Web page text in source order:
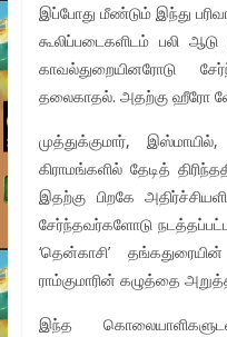
இப்போது மீண்டும் இந்து
கூலிப்படைகளிடம் பலி
காவல்துறையினரோடு
தலைகாதல். அதற்கு ஹீரோ
முத்துக்குமார்,
கிராமங்களில் தேடித்
இதற்கு பிறகே
சேர்ந்தவர்களோடு
‘தென்காசி’
ராம்குமாரின் கழுத்தை
இந்த